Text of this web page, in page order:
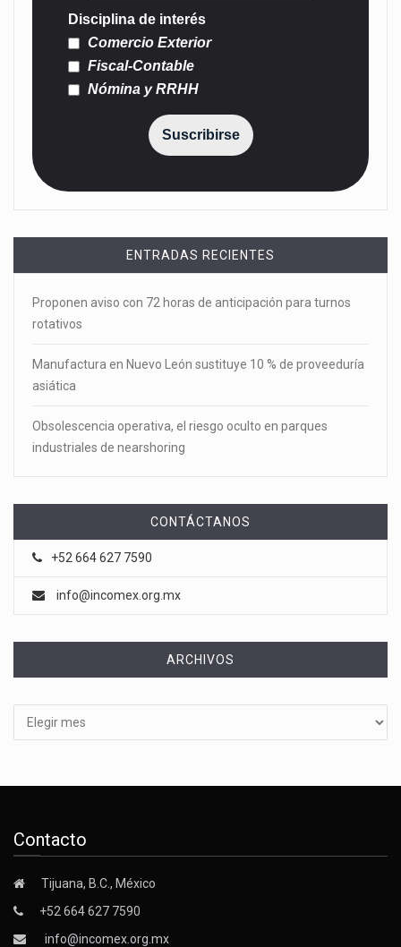
Disciplina de interés
Comercio Exterior
Fiscal-Contable
Nómina y RRHH
Suscribirse
ENTRADAS RECIENTES
Proponen aviso con 72 horas de anticipación para turnos
rotativos
Manufactura en Nuevo León sustituye 10 % de proveeduría
asiática
Obsolescencia operativa, el riesgo oculto en parques
industriales de nearshoring
CONTÁCTANOS
+52 664 627 7590
info@incomex.org.mx
ARCHIVOS
Contacto
Tijuana, B.C., México
+52 664 627 7590
info@incomex.org.mx